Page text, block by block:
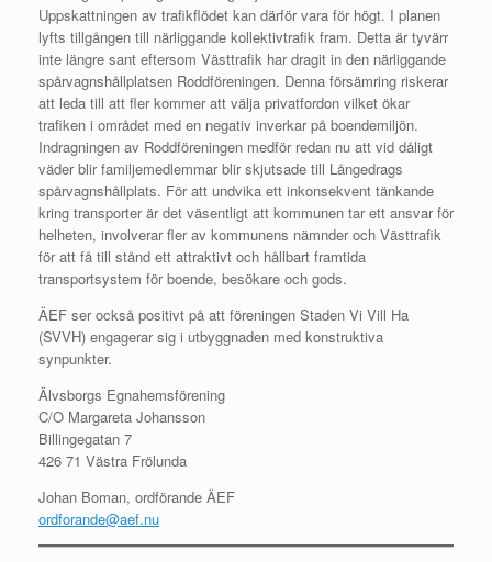
Uppskattningen av trafikflödet kan därför vara för högt. I planen
lyfts tillgången till närliggande kollektivtrafik fram. Detta är tyvärr
inte längre sant eftersom Västtrafik har dragit in den närliggande
spårvagnshållplatsen Roddföreningen. Denna försämring riskerar
att leda till att fler kommer att välja privatfordon vilket ökar
trafiken i området med en negativ inverkar på boendemiljön.
Indragningen av Roddföreningen medför redan nu att vid dåligt
väder blir familjemedlemmar blir skjutsade till Långedrags
spårvagnshållplats. För att undvika ett inkonsekvent tänkande
kring transporter är det väsentligt att kommunen tar ett ansvar för
helheten, involverar fler av kommunens nämnder och Västtrafik
för att få till stånd ett attraktivt och hållbart framtida
transportsystem för boende, besökare och gods.
ÄEF ser också positivt på att föreningen Staden Vi Vill Ha
(SVVH) engagerar sig i utbyggnaden med konstruktiva
synpunkter.
Älvsborgs Egnahemsförening
C/O Margareta Johansson
Billingegatan 7
426 71 Västra Frölunda
Johan Boman, ordförande ÄEF
ordforande@aef.nu